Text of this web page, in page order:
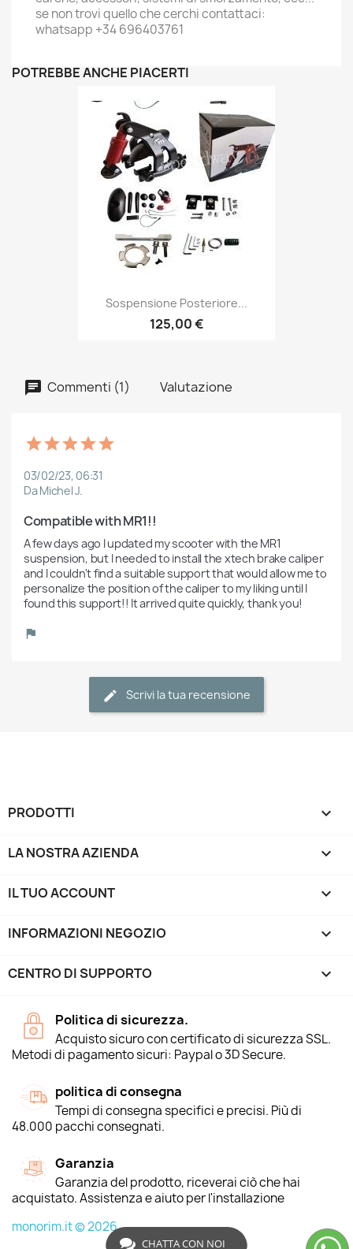
se non trovi quello che cerchi contattaci:
whatsapp +34 696403761
POTREBBE ANCHE PIACERTI
Sospensione Posteriore...
125,00 €
Commenti (1) Valutazione
03/02/23, 06:31
Da Michel J.
Compatible with MR1!!
A few days ago I updated my scooter with the MR1
suspension, but I needed to install the xtech brake caliper
and I couldn't find a suitable support that would allow me to
personalize the position of the caliper to my liking until I
found this support!! It arrived quite quickly, thank you!
Scrivi la tua recensione
PRODOTTI 
LA NOSTRA AZIENDA 
IL TUO ACCOUNT 
INFORMAZIONI NEGOZIO keyboard_arrow_down
CENTRO DI SUPPORTO 
Politica di sicurezza.
Acquisto sicuro con certificato di sicurezza SSL.
Metodi di pagamento sicuri: Paypal o 3D Secure.
politica di consegna
Tempi di consegna specifici e precisi. Più di
48.000 pacchi consegnati.
Garanzia
Garanzia del prodotto, riceverai ciò che hai
acquistato. Assistenza e aiuto per l'installazione
monorim.it © 2026
CHATTA CON NOI